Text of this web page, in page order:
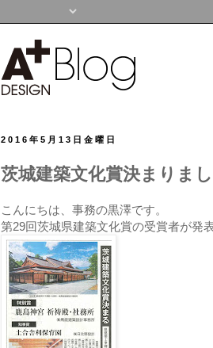
2016年5月13日金曜日
茨城建築文化賞決まりま
こんにちは、事務の黒澤です。
第29回茨城県建築文化賞の受賞者が発